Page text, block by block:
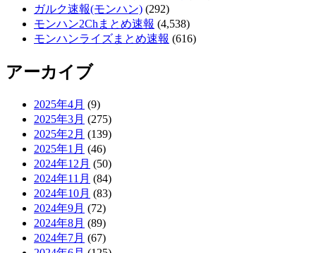
ガルク速報(モンハン) (292)
モンハン2Chまとめ速報 (4,538)
モンハンライズまとめ速報 (616)
アーカイブ
2025年4月 (9)
2025年3月 (275)
2025年2月 (139)
2025年1月 (46)
2024年12月 (50)
2024年11月 (84)
2024年10月 (83)
2024年9月 (72)
2024年8月 (89)
2024年7月 (67)